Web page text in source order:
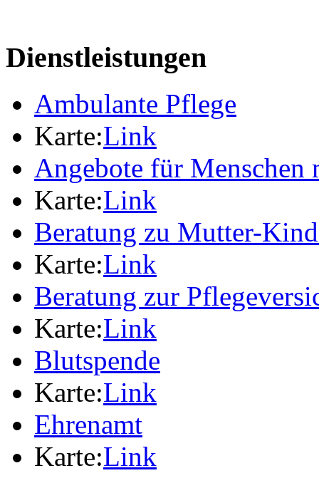
Dienstleistungen
Ambulante Pflege
Karte:Link
Angebote für Menschen
Karte:Link
Beratung zu Mutter-
Karte:Link
Beratung zur
Karte:Link
Blutspende
Karte:Link
Ehrenamt
Karte:Link